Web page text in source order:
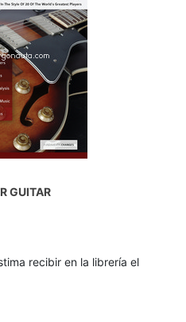
GUITAR
recibir en la librería el